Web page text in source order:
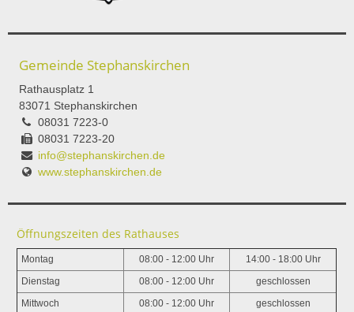
Gemeinde Stephanskirchen
Rathausplatz 1
83071 Stephanskirchen
08031 7223-0
08031 7223-20
info@stephanskirchen.de
www.stephanskirchen.de
Öffnungszeiten des Rathauses
Montag 08:00 - 12:00 Uhr 14:00 - 18:00 Uhr
Dienstag 08:00 - 12:00 Uhr geschlossen
Mittwoch 08:00 - 12:00 Uhr geschlossen